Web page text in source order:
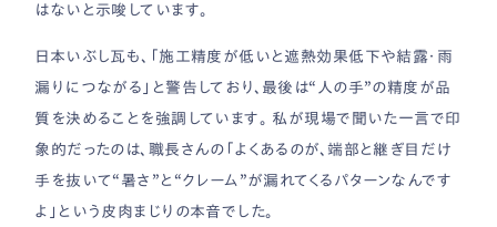
はないと示唆しています。
日本いぶし瓦も、「施工精度が低いと遮熱効果低下や結露・雨
漏りにつながる」と警告しており、最後は“人の手”の精度が品
質を決めることを強調しています。 私が現場で聞いた一言で印
象的だったのは、職長さんの「よくあるのが、端部と継ぎ目だけ
手を抜いて“暑さ”と“クレーム”が漏れてくるパターンなんです
よ」という皮肉まじりの本音でした。